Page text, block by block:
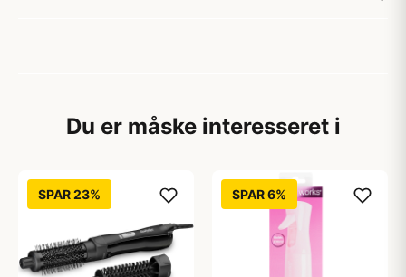
Du er måske interesseret i
SPAR 23% SPAR 6%